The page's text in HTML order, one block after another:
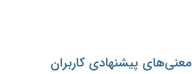
معنی‌های پیشنهادی کاربران